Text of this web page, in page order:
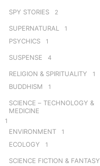
SPY STORIES 2
SUPERNATURAL 1
PSYCHICS 1
SUSPENSE 4
RELIGION & SPIRITUALITY 1
BUDDHISM 1
SCIENCE – TECHNOLOGY &
MEDICINE
1
ENVIRONMENT 1
ECOLOGY 1
SCIENCE FICTION & FANTASY